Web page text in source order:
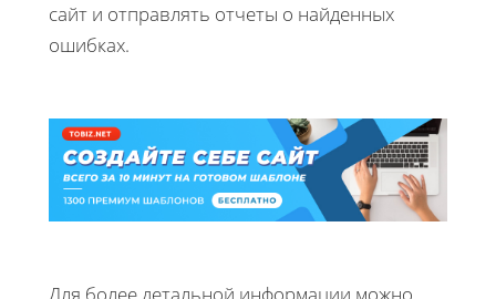
сайт и отправлять отчеты о найденных
ошибках.
Для более детальной информации можно